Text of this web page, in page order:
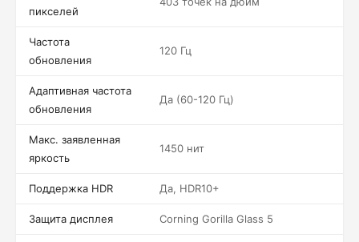
пикселей
Частота
обновления
120 Гц
Адаптивная частота
обновления
Да (60-120 Гц)
Макс. заявленная
яркость
1450 нит
Поддержка HDR Да, HDR10+
Защита дисплея Corning Gorilla Glass 5